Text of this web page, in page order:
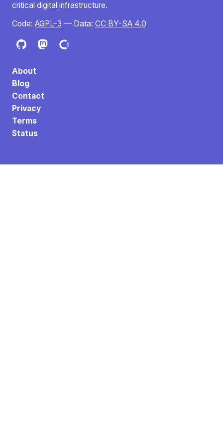
critical digital infrastructure.
Code: AGPL-3 — Data: CC BY-SA 4.0
About
Blog
Contact
Privacy
Terms
Status